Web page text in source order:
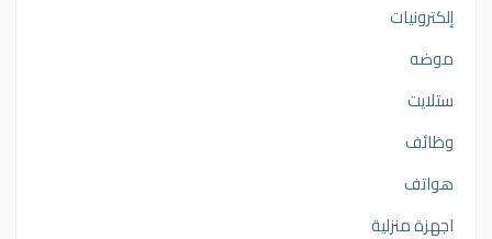
إلكترونيات
موضه
ستلايت
وظائف
هواتف
اجهزة منزلية